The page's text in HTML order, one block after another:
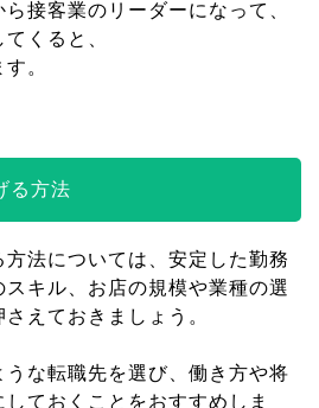
接客業のリーダーになって、
くると、
。
る方法
法については、安定した勤務
キル、お店の規模や業種の選
えておきましょう。
な転職先を選び、働き方や将
ておくことをおすすめしま